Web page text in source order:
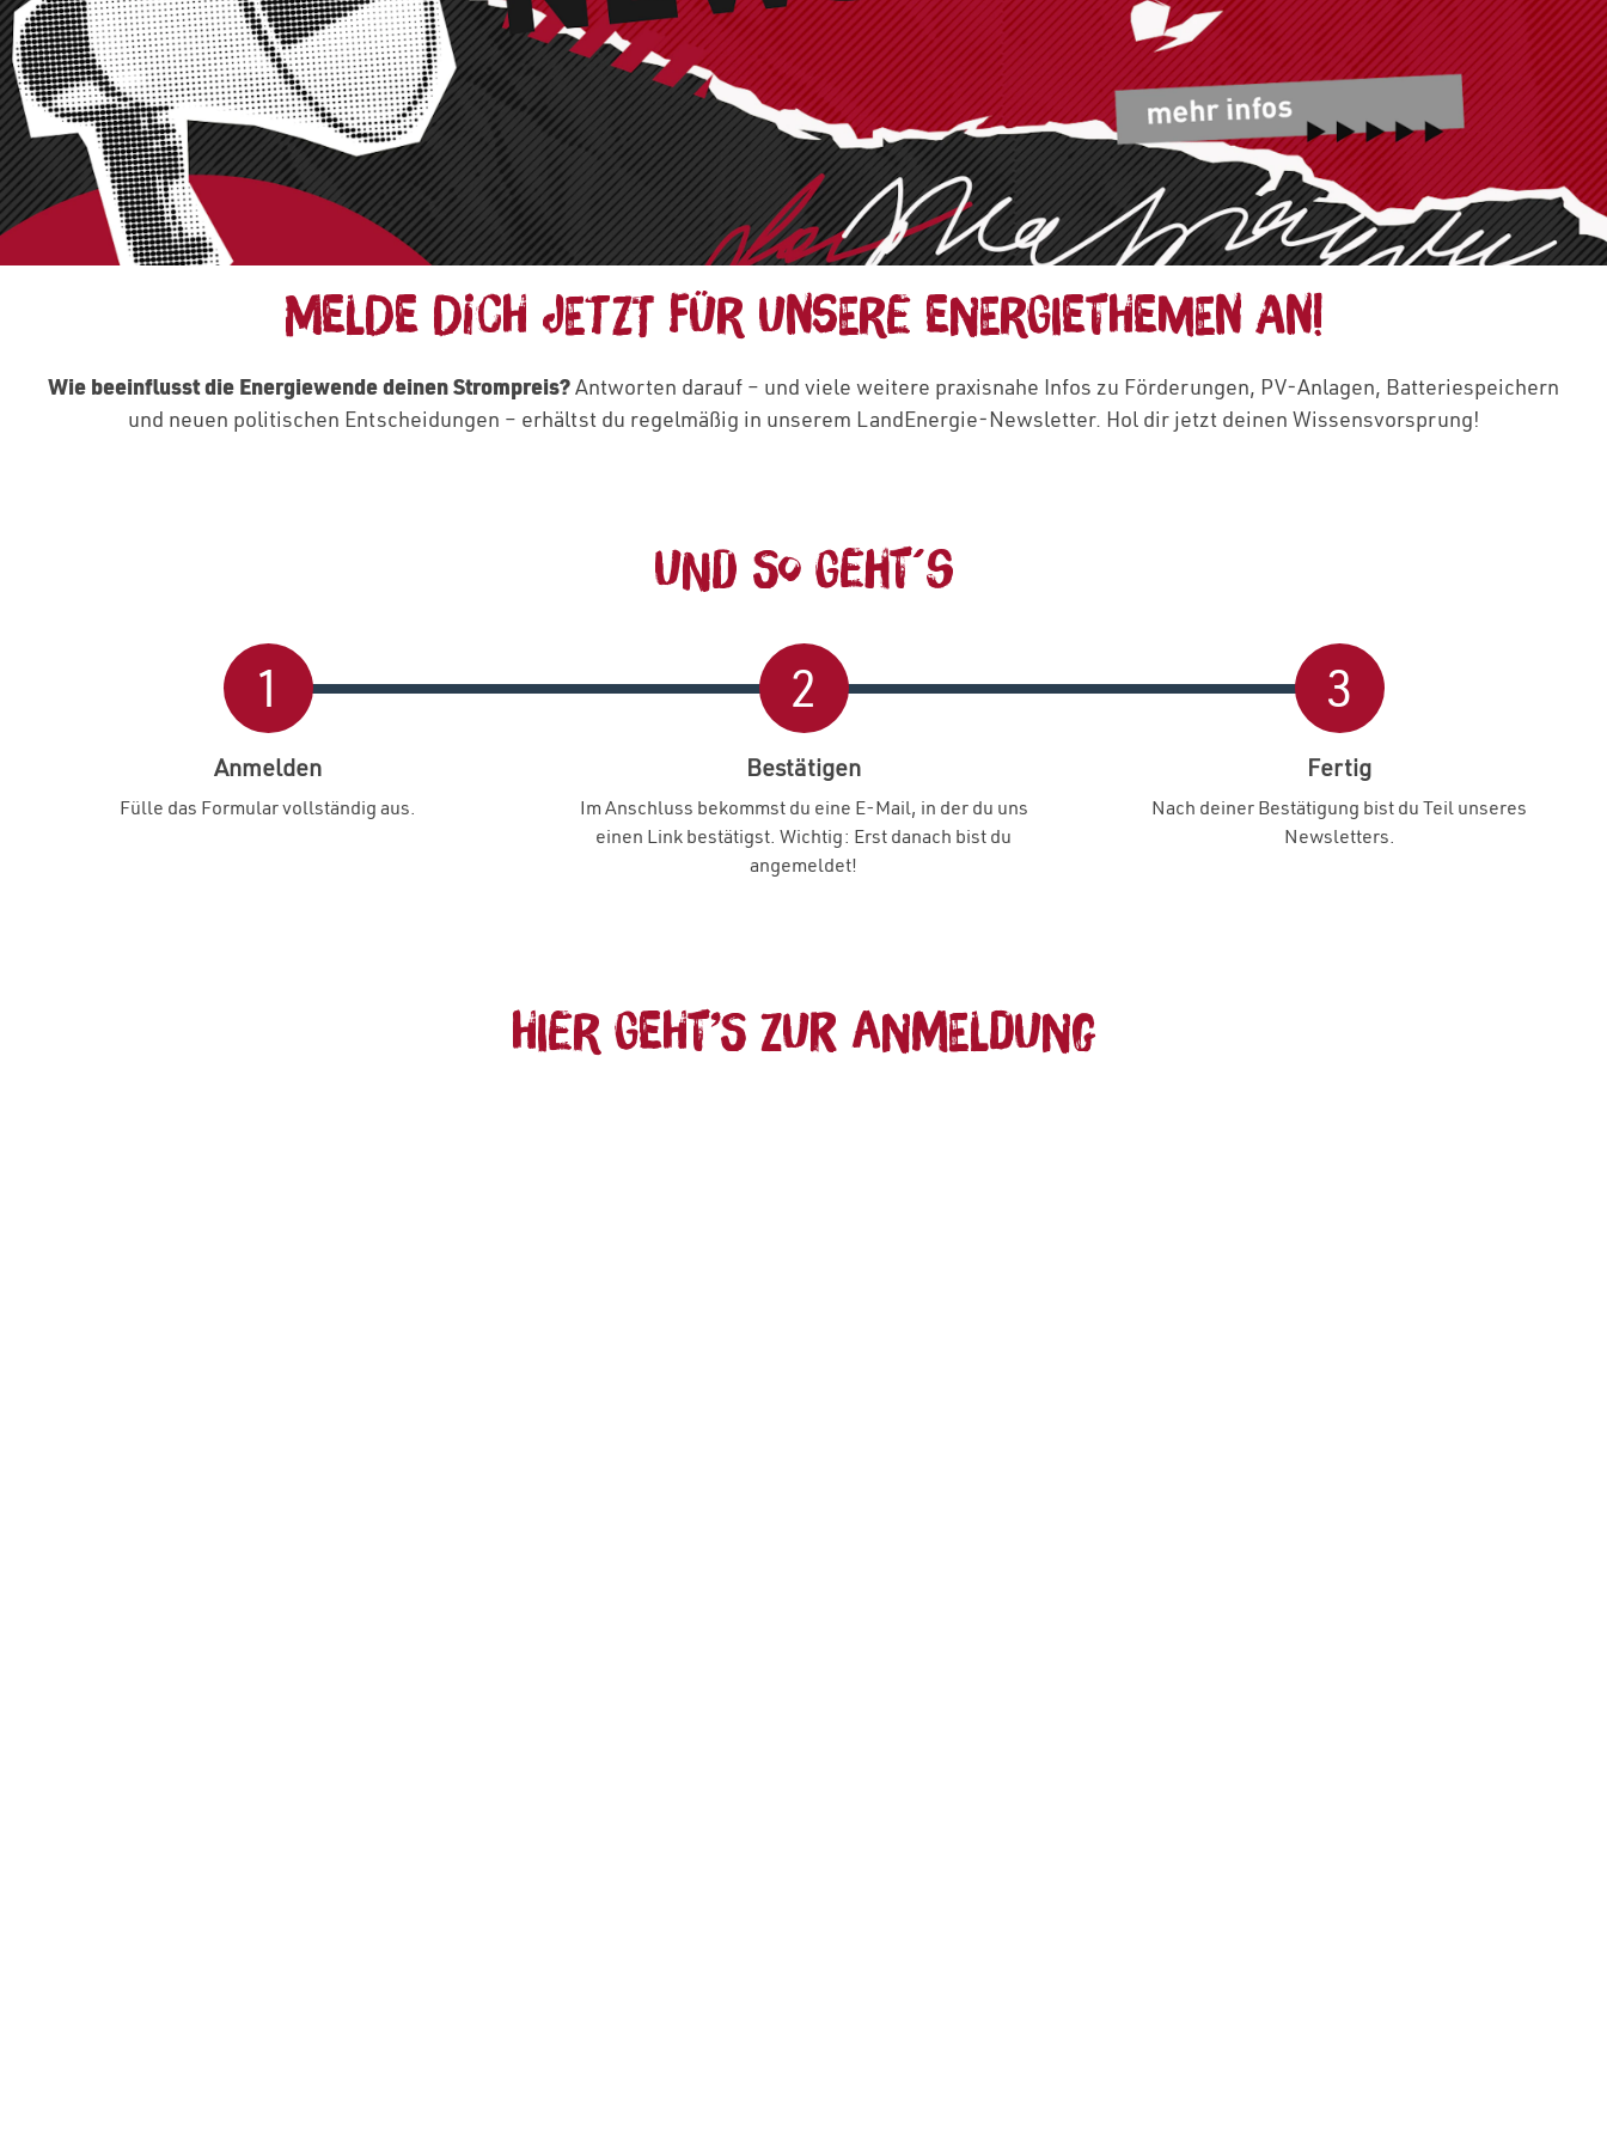
MELDE DICH JETZT FÜR UNSERE ENERGIETHEMEN AN!
Wie beeinflusst die Energiewende deinen Strompreis?Antworten darauf – und viele weitere praxisnahe Infos zu Förderungen, PV‑Anlagen, Batteriespeichern
und neuen politischen Entscheidungen – erhältst du regelmäßig in unserem LandEnergie‑Newsletter. Hol dir jetzt deinen Wissensvorsprung!
Und so geht´s
1
Anmelden
Fülle das Formular vollständig aus.
2
Bestätigen
Im Anschluss bekommst du eine E-Mail, in der du uns
einen Link bestätigst. Wichtig: Erst danach bist du
angemeldet!
3
Fertig
Nach deiner Bestätigung bist du Teil unseres
Newsletters.
Hier geht’s zur Anmeldung